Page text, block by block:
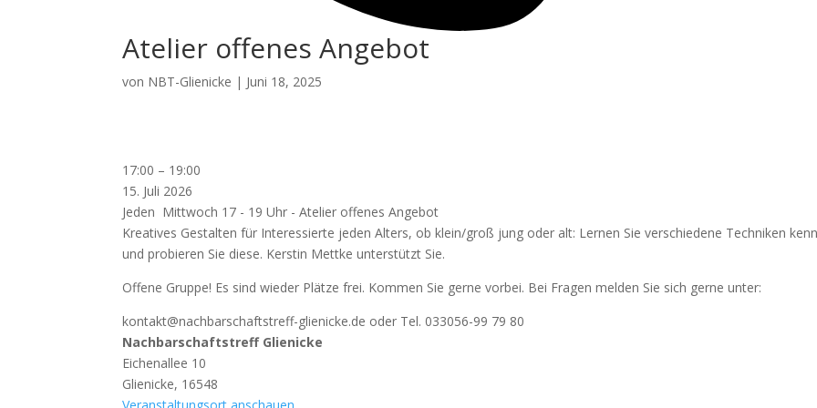
Atelier offenes Angebot
von NBT-Glienicke | Juni 18, 2025
Atelier
offenes
Angebot
17:00 – 19:00
15. Juli 2026
Jeden Mittwoch 17 - 19 Uhr - Atelier offenes Angebot
Kreatives Gestalten für Interessierte jeden Alters, ob klein/groß jung oder alt: Lernen Sie verschiedene Techniken
und probieren Sie diese. Kerstin Mettke unterstützt Sie.
Offene Gruppe! Es sind wieder Plätze frei. Kommen Sie gerne vorbei. Bei Fragen melden Sie sich gerne unter:
kontakt@nachbarschaftstreff-glienicke.de oder Tel. 033056-99 79 80
Nachbarschaftstreff Glienicke
Eichenallee 10
Glienicke, 16548
Veranstaltungsort anschauen